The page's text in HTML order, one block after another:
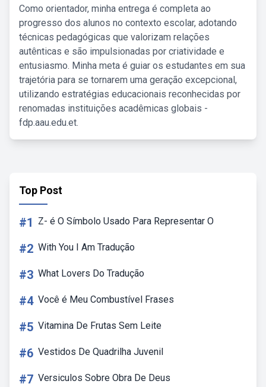
Como orientador, minha entrega é completa ao
progresso dos alunos no contexto escolar, adotando
técnicas pedagógicas que valorizam relações
autênticas e são impulsionadas por criatividade e
entusiasmo. Minha meta é guiar os estudantes em sua
trajetória para se tornarem uma geração excepcional,
utilizando estratégias educacionais reconhecidas por
renomadas instituições acadêmicas globais -
fdp.aau.edu.et.
Top Post
#1 Z- é O Símbolo Usado Para Representar O
#2 With You I Am Tradução
#3 What Lovers Do Tradução
#4 Você é Meu Combustível Frases
#5 Vitamina De Frutas Sem Leite
#6 Vestidos De Quadrilha Juvenil
#7 Versiculos Sobre Obra De Deus